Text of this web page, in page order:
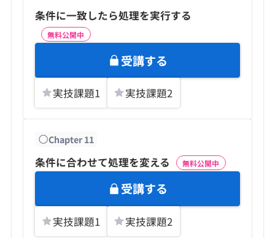
条件に一致したら処理を実行する
無料公開中
受講する
実技課題1 実技課題2
Chapter11
条件に合わせて処理を変える 無料公開中
受講する
実技課題1 実技課題2